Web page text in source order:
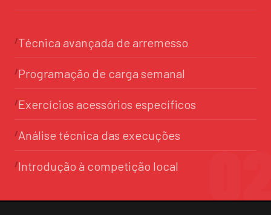
Técnica avançada de arremesso
Programação de carga semanal
Exercícios acessórios específicos
Análise técnica das execuções
Introdução à competição local